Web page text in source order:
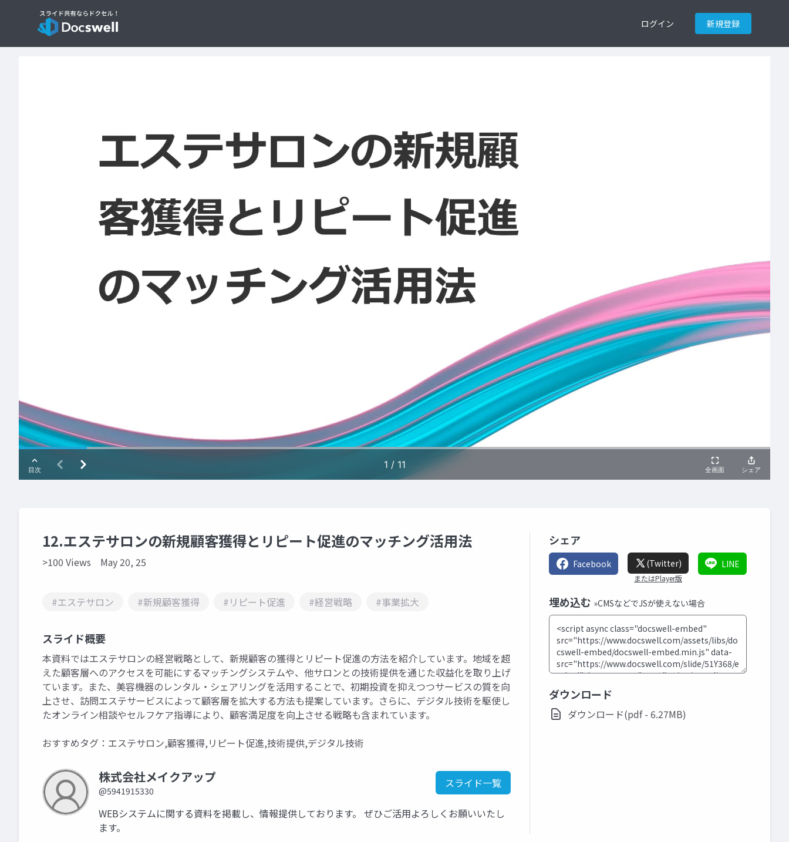
ログイン 新規登録
12.エステサロンの新規顧客獲得とリピート促進のマッチング活用法
>100 Views May 20, 25
#エステサロン #新規顧客獲得 #リピート促進 #経営戦略 #事業拡大
スライド概要
本資料ではエステサロンの経営戦略として、新規顧客の獲得とリピート促進の方法を紹介しています。地域を超
えた顧客層へのアクセスを可能にするマッチングシステムや、他サロンとの技術提供を通じた収益化を取り上げ
ています。また、美容機器のレンタル・シェアリングを活用することで、初期投資を抑えつつサービスの質を向
上させ、訪問エステサービスによって顧客層を拡大する方法も提案しています。さらに、デジタル技術を駆使し
たオンライン相談やセルフケア指導により、顧客満足度を向上させる戦略も含まれています。
おすすめタグ：エステサロン,顧客獲得,リピート促進,技術提供,デジタル技術
株式会社メイクアップ
@5941915330
スライド一覧
WEBシステムに関する資料を掲載し、情報提供しております。 ぜひご活用よろしくお願いいたし
ます。
シェア
Facebook (Twitter)
またはPlayer版
LINE
埋め込む »CMSなどでJSが使えない場合
ダウンロード
ダウンロード(pdf - 6.27MB)